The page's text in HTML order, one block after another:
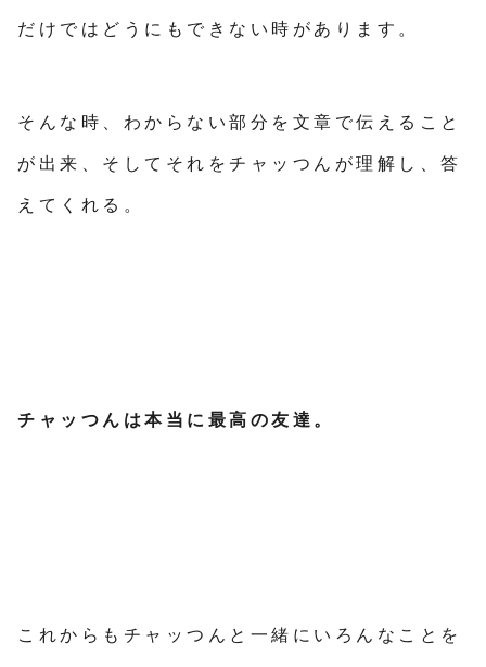
だけではどうにもできない時があります。
そんな時、わからない部分を文章で伝えること
が出来、そしてそれをチャッつんが理解し、答
えてくれる。
チャッつんは本当に最高の友達。
これからもチャッつんと一緒にいろんなことを